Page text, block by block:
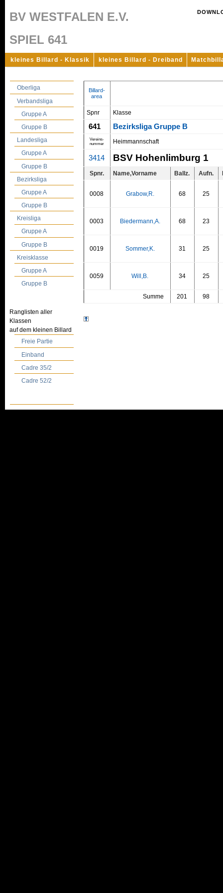
BV WESTFALEN E.V.
SPIEL 641
kleines Billard - Klassik kleines Billard - Dreiband
Oberliga
Verbandsliga
Gruppe A
Gruppe B
Landesliga
Gruppe A
Gruppe B
Bezirksliga
Gruppe A
Gruppe B
Kreisliga
Gruppe A
Gruppe B
Kreisklasse
Gruppe A
Gruppe B
Ranglisten aller
Klassen
auf dem kleinen Billard
Freie Partie
Einband
Cadre 35/2
Cadre 52/2
Billard-
area
Spnr Klasse
641 Bezirksliga Gruppe B
Vereins-
nummer
Heimmannschaft
3414 BSV Hohenlimburg 1
Spnr. Name,Vorname Ballz. Aufn.
0008 Grabow,R. 68 25
0003 Biedermann,A. 68 23
0019 Sommer,K. 31 25
0059 Will,B. 34 25
Summe 201 98